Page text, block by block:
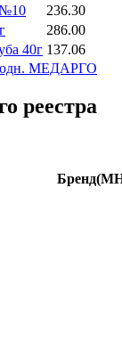
№10
236.30
286.00
40г 137.06
реестра